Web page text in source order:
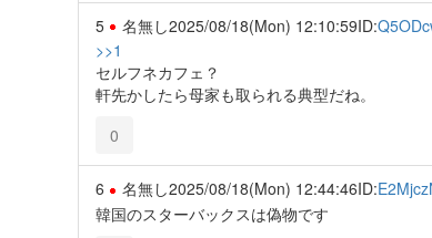
5 名無し2025/08/18(Mon) 12:10:59ID:
>>1
セルフネカフェ？
軒先かしたら母家も取られる典型だね。
0
6 名無し2025/08/18(Mon) 12:44:46ID:
韓国のスターバックスは偽物です